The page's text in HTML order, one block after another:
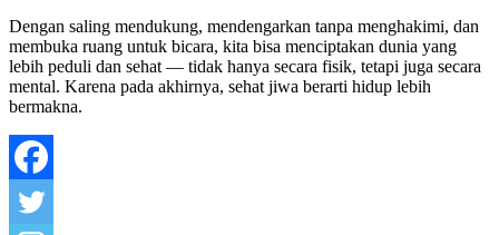
Dengan saling mendukung, mendengarkan tanpa menghakimi, dan
membuka ruang untuk bicara, kita bisa menciptakan dunia yang
lebih peduli dan sehat — tidak hanya secara fisik, tetapi juga secara
mental. Karena pada akhirnya, sehat jiwa berarti hidup lebih
bermakna.